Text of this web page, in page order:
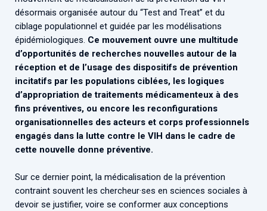
désormais organisée autour du “Test and Treat” et du
ciblage populationnel et guidée par les modélisations
épidémiologiques. Ce mouvement ouvre une multitude
d’opportunités de recherches nouvelles autour de la
réception et de l’usage des dispositifs de prévention
incitatifs par les populations ciblées, les logiques
d’appropriation de traitements médicamenteux à des
fins préventives, ou encore les reconfigurations
organisationnelles des acteurs et corps professionnels
engagés dans la lutte contre le VIH dans le cadre de
cette nouvelle donne préventive.
Sur ce dernier point, la médicalisation de la prévention
contraint souvent les chercheur·ses en sciences sociales à
devoir se justifier, voire se conformer aux conceptions